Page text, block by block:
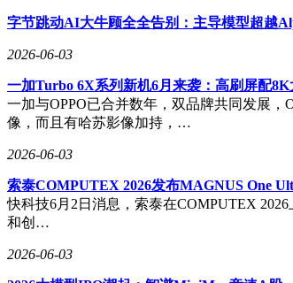
字节跳动AI大牛顾全全告别：主导模型超越
2026-06-03
一加Turbo 6X系列新机6月来袭：高刷屏配
一加与OPPO已合并数年，双品牌共同发展
像，而且有哈苏影像加持，…
2026-06-03
索泰COMPUTEX 2026发布MAGNUS One
快科技6月2日消息，索泰在COMPUTEX
和创…
2026-06-03